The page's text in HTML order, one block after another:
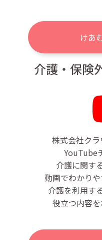
けあ
介護・保険
株式会社ク
YouTube
介護に関す
動画でわかりや
介護を利用す
役立つ内容を